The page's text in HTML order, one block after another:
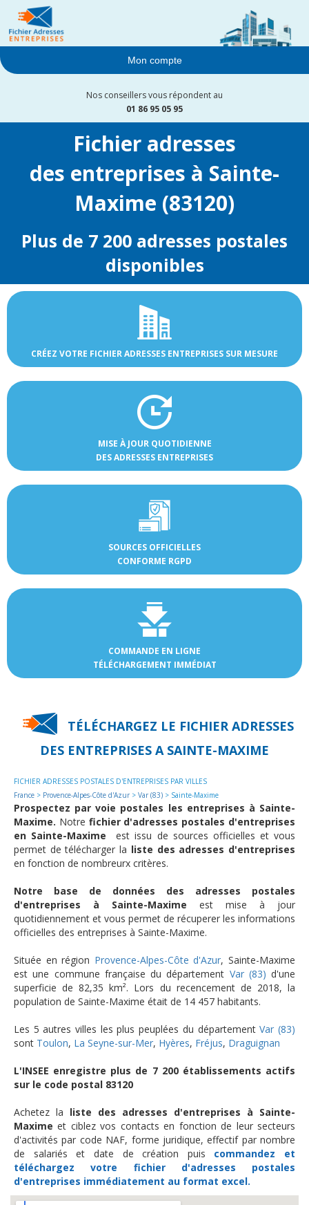
Mon compte
Nos conseillers vous répondent au
01 86 95 05 95
Fichier adresses
des entreprises à Sainte-
Maxime (83120)
Plus de 7 200 adresses postales
disponibles
CRÉEZ VOTRE FICHIER ADRESSES ENTREPRISES SUR MESURE
MISE À JOUR QUOTIDIENNE
DES ADRESSES ENTREPRISES
SOURCES OFFICIELLES
CONFORME RGPD
COMMANDE EN LIGNE
TÉLÉCHARGEMENT IMMÉDIAT
TÉLÉCHARGEZ LE FICHIER ADRESSES
DES ENTREPRISES A SAINTE-MAXIME
FICHIER ADRESSES POSTALES D'ENTREPRISES PAR VILLES
France > Provence-Alpes-Côte d'Azur > Var (83) > Sainte-Maxime
Prospectez par voie postales les entreprises à Sainte-
Maxime. Notre fichier d'adresses postales d'entreprises
en Sainte-Maxime
est issu de sources officielles et vous
permet de télécharger la liste des adresses d'entreprises
en fonction de nombreurx critères.
Notre base de données des adresses postales
d'entreprises à Sainte-Maxime est mise à jour
quotidiennement et vous permet de récuperer les informations
officielles des entreprises à Sainte-Maxime.
Située en région Provence-Alpes-Côte d'Azur, Sainte-Maxime
est une commune française du département Var (83) d'une
superficie de 82,35 km². Lors du recencement de 2018, la
population de Sainte-Maxime était de 14 457 habitants.
Les 5 autres villes les plus peuplées du départementVar (83)
sont Toulon, La Seyne-sur-Mer, Hyères, Fréjus, Draguignan
L'INSEE enregistre plus de 7 200 établissements actifs
sur le code postal 83120
Achetez la liste des adresses d'entreprises à Sainte-
Maxime et ciblez vos contacts en fonction de leur secteurs
d'activités par code NAF, forme juridique, effectif par nombre
de salariés et date de création puis commandez et
téléchargezvotre fichier d'adresses postales
d'entreprises immédiatement au format excel.